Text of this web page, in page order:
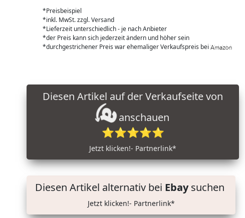
*Preisbeispiel
*inkl. MwSt. zzgl. Versand
*Lieferzeit unterschiedlich - je nach Anbieter
*der Preis kann sich jederzeit ändern und höher sein
*durchgestrichener Preis war ehemaliger Verkaufspreis bei
anschauen
⭐⭐⭐⭐⭐
Jetzt klicken!- Partnerlink*
Diesen Artikel alternativ bei Ebaysuchen
Jetzt klicken!- Partnerlink*